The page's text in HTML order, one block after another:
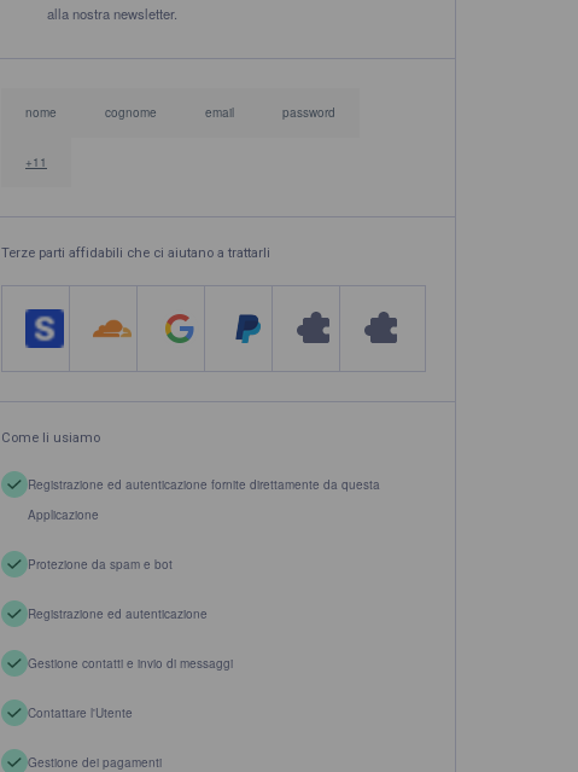
alla nostra newsletter.
nome cognome email password
+11
Terze parti affidabili che ci aiutano a trattarli
Come li usiamo
Registrazione ed autenticazione fornite direttamente da questa
Applicazione
Protezione da spam e bot
Registrazione ed autenticazione
Gestione contatti e invio di messaggi
Contattare l'Utente
Gestione dei pagamenti